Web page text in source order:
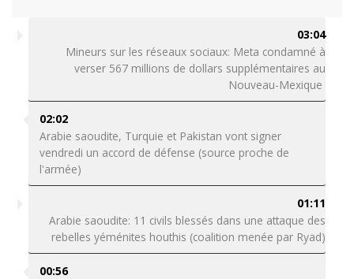
03:04
Mineurs sur les réseaux sociaux: Meta condamné à
verser 567 millions de dollars supplémentaires au
Nouveau-Mexique
02:02
Arabie saoudite, Turquie et Pakistan vont signer
vendredi un accord de défense (source proche de
l'armée)
01:11
Arabie saoudite: 11 civils blessés dans une attaque des
rebelles yéménites houthis (coalition menée par Ryad)
00:56